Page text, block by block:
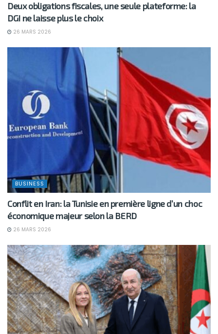
Deux obligations fiscales, une seule plateforme: la
DGI ne laisse plus le choix
26 MARS 2026
BUSINESS
Conflit en Iran: la Tunisie en première ligne d’un choc
économique majeur selon la BERD
26 MARS 2026